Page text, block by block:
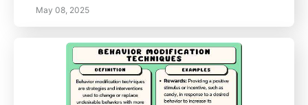
May 08, 2025